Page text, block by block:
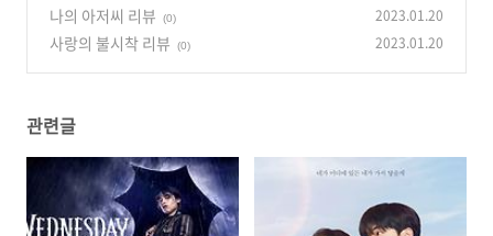
나의 아저씨 리뷰 (0) 2023.01.20
사랑의 불시착 리뷰 (0) 2023.01.20
관련글